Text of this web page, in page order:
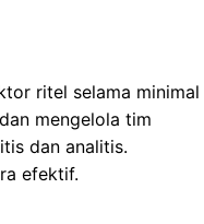
ritel selama
mengelola tim
dan analitis.
efektif.